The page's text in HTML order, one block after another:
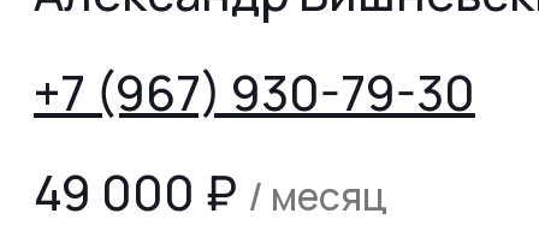
+7 (967) 930-79-30
49 000 ₽ / месяц